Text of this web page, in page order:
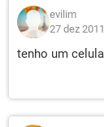
evilim
27 dez
tenho um